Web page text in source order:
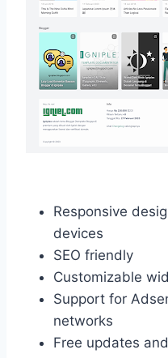
Responsive
devices
SEO friendly
Customizable
Support for
networks
Free updates